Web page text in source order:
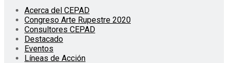
Acerca del CEPAD
Congreso Arte Rupestre 2020
Consultores CEPAD
Destacado
Eventos
Líneas de Acción